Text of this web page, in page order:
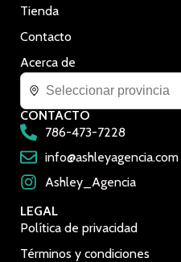
Tienda
Contacto
Acerca de
CONTACTO
786-473-7228
info@ashleyagencia.com
Ashley_Agencia
LEGAL
Política de privacidad
Términos y condiciones